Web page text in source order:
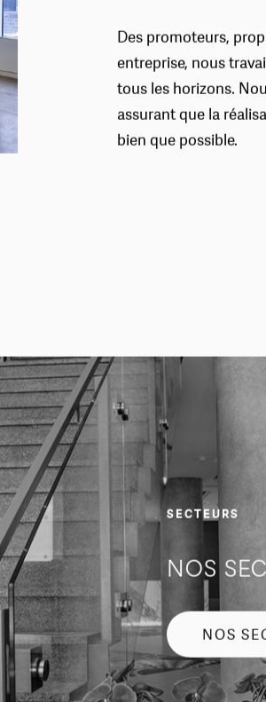
Des promoteurs,
entreprise, nous
tous les horizons.
assurant que la
NOS
NOS